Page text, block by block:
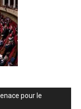
pour le